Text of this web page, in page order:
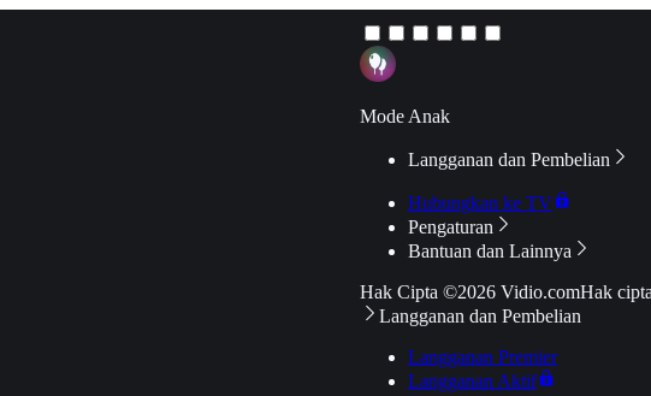
Mode Anak
Langganan dan Pembelian
Hubungkan ke TV
Pengaturan
Bantuan dan Lainnya
Hak Cipta ©2026 Vidio.comHak
Langganan dan Pembelian
Langganan Premier
Langganan Aktif